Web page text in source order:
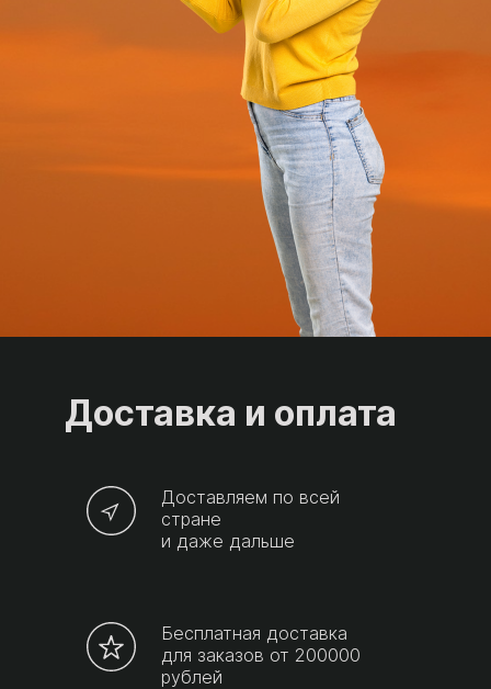
Доставка и оплата
Доставляем по всей
стране
и даже дальше
Бесплатная доставка
для заказов от 200000
рублей